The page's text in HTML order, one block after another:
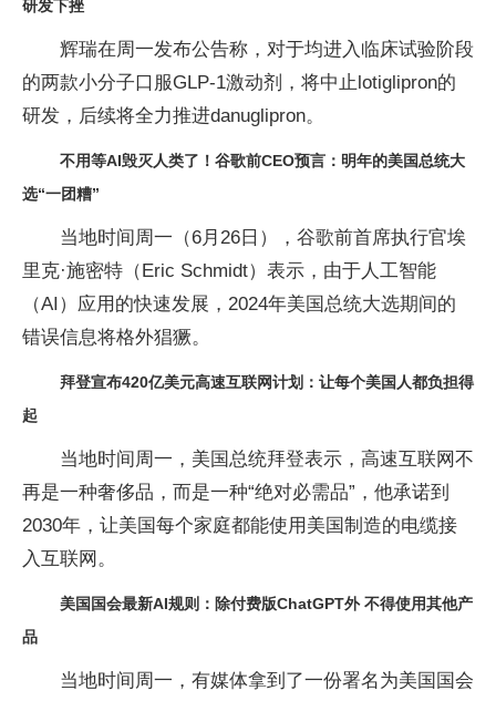
研发下挫
辉瑞在周一发布公告称，对于均进入临床试验阶段
的两款小分子口服GLP-1激动剂，将中止lotiglipron的
研发，后续将全力推进danuglipron。
不用等AI毁灭人类了！谷歌前CEO预言：明年的美国总统大
选“一团糟”
当地时间周一（6月26日），谷歌前首席执行官埃
里克·施密特（Eric Schmidt）表示，由于人工智能
（AI）应用的快速发展，2024年美国总统大选期间的
错误信息将格外猖獗。
拜登宣布420亿美元高速互联网计划：让每个美国人都负担得
起
当地时间周一，美国总统拜登表示，高速互联网不
再是一种奢侈品，而是一种“绝对必需品”，他承诺到
2030年，让美国每个家庭都能使用美国制造的电缆接
入互联网。
美国国会最新AI规则：除付费版ChatGPT外 不得使用其他产
品
当地时间周一，有媒体拿到了一份署名为美国国会